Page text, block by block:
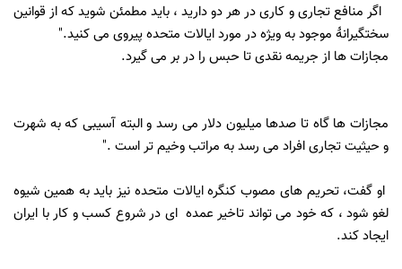
اگر منافع تجاری و کاری در هر دو دارید ، باید مطمئن شوید که از قوانین
سختگیرانۀ موجود به ویژه در مورد ایالات متحده پیروی می کنید."
مجازات ها از جریمه نقدی تا حبس را در بر می گیرد.
مجازات ها گاه تا صدها میلیون دلار می رسد و البته آسیبی که به شهرت
و حیثیت تجاری افراد می رسد به مراتب وخیم تر است ."
او گفت، تحریم های مصوب کنگره ایالات متحده نیز باید به همین شیوه
لغو شود ، که خود می تواند تاخیر عمده ای در شروع کسب و کار با ایران
ایجاد کند.